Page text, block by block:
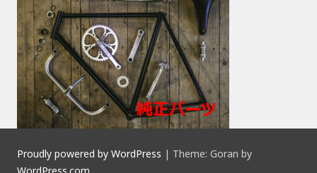
Proudly powered by WordPress | Theme: Goran by